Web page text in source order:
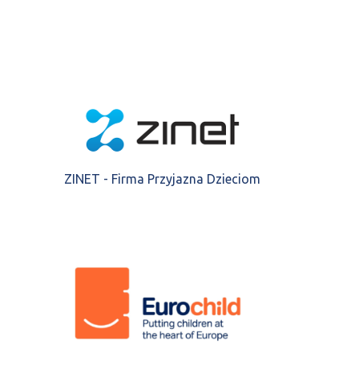
ZINET - Firma Przyjazna Dzieciom